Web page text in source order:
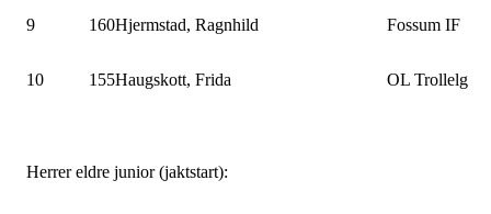
9 160Hjermstad, Ragnhild Fossum IF
10 155Haugskott, Frida OL Trollelg
Herrer eldre junior (jaktstart):